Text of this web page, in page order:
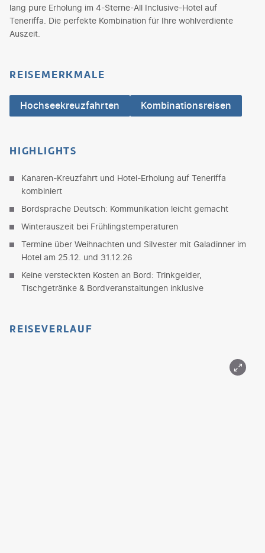
lang pure Erholung im 4-Sterne-All Inclusive-Hotel auf
Teneriffa. Die perfekte Kombination für Ihre wohlverdiente
Auszeit.
REISEMERKMALE
Hochseekreuzfahrten Kombinationsreisen
HIGHLIGHTS
Kanaren-Kreuzfahrt und Hotel-Erholung auf Teneriffa
kombiniert
Bordsprache Deutsch: Kommunikation leicht gemacht
Winterauszeit bei Frühlingstemperaturen
Termine über Weihnachten und Silvester mit Galadinner im
Hotel am 25.12. und 31.12.26
Keine versteckten Kosten an Bord: Trinkgelder,
Tischgetränke & Bordveranstaltungen inklusive
REISEVERLAUF